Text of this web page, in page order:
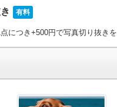
有料
につき+500円で写真切り抜きを